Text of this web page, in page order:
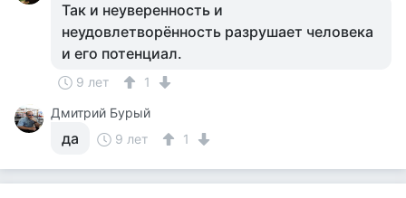
Так и неуверенность и
неудовлетворённость разрушает человека
и его потенциал.
9 лет
1
Дмитрий Бурый
да 9 лет 1